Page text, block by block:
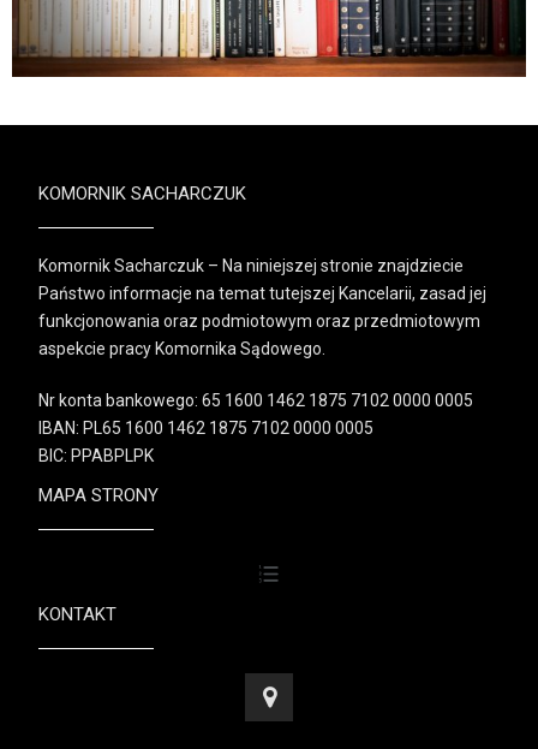
KOMORNIK SACHARCZUK
Komornik Sacharczuk – Na niniejszej stronie znajdziecie
Państwo informacje na temat tutejszej Kancelarii, zasad jej
funkcjonowania oraz podmiotowym oraz przedmiotowym
aspekcie pracy Komornika Sądowego.
Nr konta bankowego: 65 1600 1462 1875 7102 0000 0005
IBAN: PL65 1600 1462 1875 7102 0000 0005
BIC: PPABPLPK
MAPA STRONY
KONTAKT